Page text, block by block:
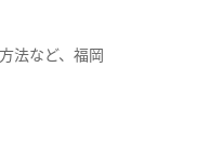
法など、福岡